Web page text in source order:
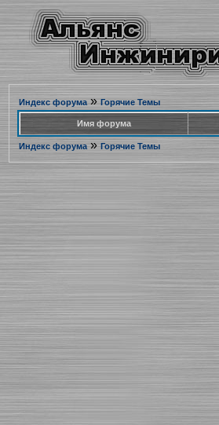
Индекс форума» Горячие Темы
Имя форума
Индекс форума» Горячие Темы